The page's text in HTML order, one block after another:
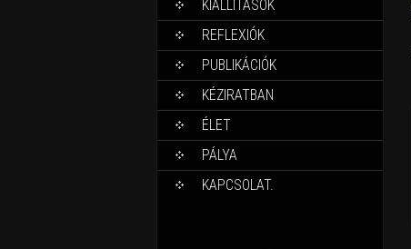
KIÁLLÍTÁSOK
REFLEXIÓK
PUBLIKÁCIÓK
KÉZIRATBAN
ÉLET
PÁLYA
KAPCSOLAT.